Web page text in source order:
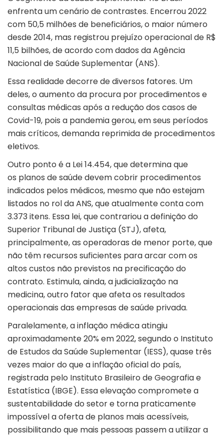
enfrenta um cenário de contrastes. Encerrou 2022
com 50,5 milhões de beneficiários, o maior número
desde 2014, mas registrou prejuízo operacional de R$
11,5 bilhões, de acordo com dados da Agência
Nacional de Saúde Suplementar (ANS).
Essa realidade decorre de diversos fatores. Um
deles, o aumento da procura por procedimentos e
consultas médicas após a redução dos casos de
Covid-19, pois a pandemia gerou, em seus períodos
mais críticos, demanda reprimida de procedimentos
eletivos.
Outro ponto é a Lei 14.454, que determina que
os planos de saúde devem cobrir procedimentos
indicados pelos médicos, mesmo que não estejam
listados no rol da ANS, que atualmente conta com
3.373 itens. Essa lei, que contrariou a definição do
Superior Tribunal de Justiça (STJ), afeta,
principalmente, as operadoras de menor porte, que
não têm recursos suficientes para arcar com os
altos custos não previstos na precificação do
contrato. Estimula, ainda, a judicialização na
medicina, outro fator que afeta os resultados
operacionais das empresas de saúde privada.
Paralelamente, a inflação médica atingiu
aproximadamente 20% em 2022, segundo o Instituto
de Estudos da Saúde Suplementar (IESS), quase três
vezes maior do que a inflação oficial do país,
registrada pelo Instituto Brasileiro de Geografia e
Estatística (IBGE). Essa elevação compromete a
sustentabilidade do setor e torna praticamente
impossível a oferta de planos mais acessíveis,
possibilitando que mais pessoas passem a utilizar a